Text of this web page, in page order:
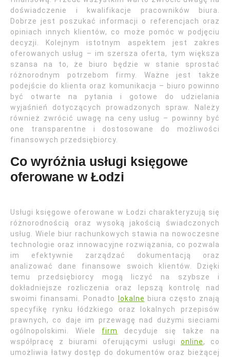
doświadczenie i kwalifikacje pracowników biura.
Dobrze jest poszukać informacji o referencjach oraz
opiniach innych klientów, co może pomóc w podjęciu
decyzji. Kolejnym istotnym aspektem jest zakres
oferowanych usług – im szersza oferta, tym większa
szansa na to, że biuro będzie w stanie sprostać
różnorodnym potrzebom firmy. Ważne jest także
podejście do klienta oraz komunikacja – biuro powinno
być otwarte na pytania i gotowe do udzielania
wyjaśnień dotyczących prowadzonych spraw. Należy
również zwrócić uwagę na ceny usług – powinny być
one transparentne i dostosowane do możliwości
finansowych przedsiębiorcy.
Co wyróżnia usługi księgowe
oferowane w Łodzi
Usługi księgowe oferowane w Łodzi charakteryzują się
różnorodnością oraz wysoką jakością świadczonych
usług. Wiele biur rachunkowych stawia na nowoczesne
technologie oraz innowacyjne rozwiązania, co pozwala
im efektywnie zarządzać dokumentacją oraz
analizować dane finansowe swoich klientów. Dzięki
temu przedsiębiorcy mogą liczyć na szybsze i
dokładniejsze rozliczenia oraz lepszą kontrolę nad
swoimi finansami. Ponadto
lokalne biura często znają
specyfikę rynku łódzkiego oraz lokalnych przepisów
prawnych, co daje im przewagę nad dużymi sieciami
ogólnopolskimi. Wiele firm
decyduje się także na
współpracę z biurami oferującymi usługi online, co
umożliwia łatwy dostęp do dokumentów oraz bieżącej